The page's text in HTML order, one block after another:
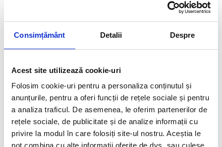
Consimțământ Detalii Despre
Acest site utilizează cookie-uri
Folosim cookie-uri pentru a personaliza conținutul și
anunțurile, pentru a oferi funcții de rețele sociale și pentru
a analiza traficul. De asemenea, le oferim partenerilor de
rețele sociale, de publicitate și de analize informații cu
privire la modul în care folosiți site-ul nostru. Aceștia le
pot combina cu alte informații oferite de dvs. sau culese
- transceiver propriu pentru preluarea semnalului 0 - 10 V /
pulsuri
- bus­ de comunicatie RS485 pentru transmiterea informatiei catre
LED­uri).
Semnalul pentru pulsuri va fi izolat optic.
CARACTERISTICI TEHNICE UTILIZARE MEDIU INDUSTRIAL: